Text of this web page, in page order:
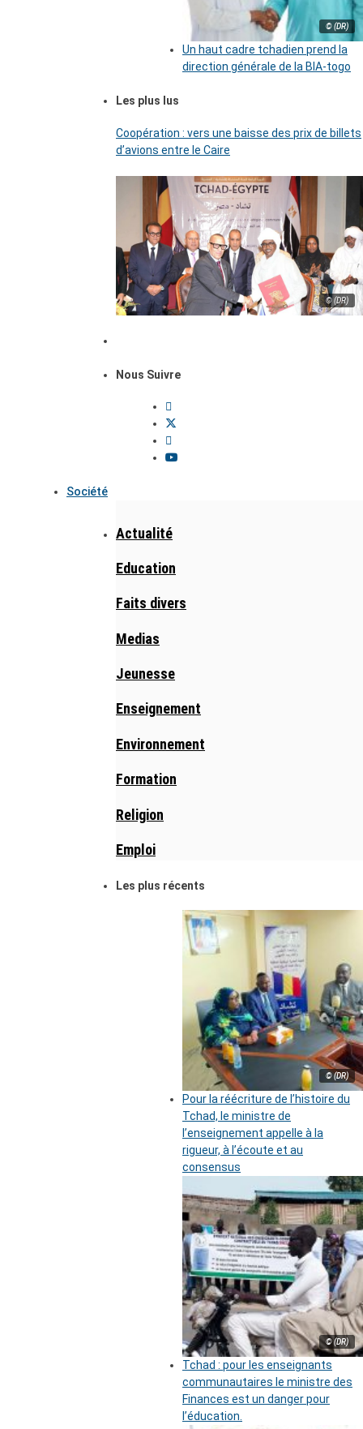
© (DR)
Un haut cadre tchadien prend la
direction générale de la BIA-togo
Les plus lus
Coopération : vers une baisse des prix de billets
d’avions entre le Caire
© (DR)
Nous Suivre
Société
Actualité
Education
Faits divers
Medias
Jeunesse
Enseignement
Environnement
Formation
Religion
Emploi
Les plus récents
© (DR)
Pour la réécriture de l’histoire du
Tchad, le ministre de
l’enseignement appelle à la
rigueur, à l’écoute et au
consensus
© (DR)
Tchad : pour les enseignants
communautaires le ministre des
Finances est un danger pour
l’éducation.